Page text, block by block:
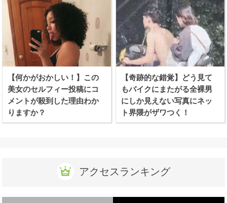
【何かがおかしい！】この
美女のセルフィー投稿にコ
メントが殺到した理由わか
りますか？
【奇跡的な錯覚】どう見て
もバイクにまたがる全裸男
にしか見えない写真にネッ
ト界隈がザワつく！
アクセスランキング